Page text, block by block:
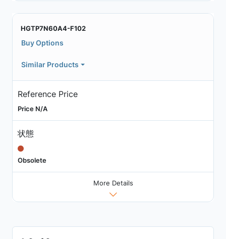
HGTP7N60A4-F102
Buy Options
Similar Products
Reference Price
Price N/A
状態
Obsolete
More Details